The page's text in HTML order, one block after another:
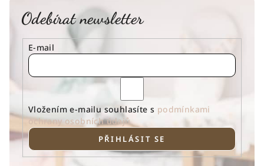
Odebírat newsletter
E-mail
Vložením e-mailu souhlasíte s podmínkami
ochrany osobních údajů
PŘIHLÁSIT SE